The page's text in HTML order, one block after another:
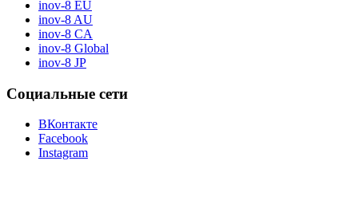
inov-8 EU
inov-8 AU
inov-8 CA
inov-8 Global
inov-8 JP
Социальные сети
ВКонтакте
Facebook
Instagram